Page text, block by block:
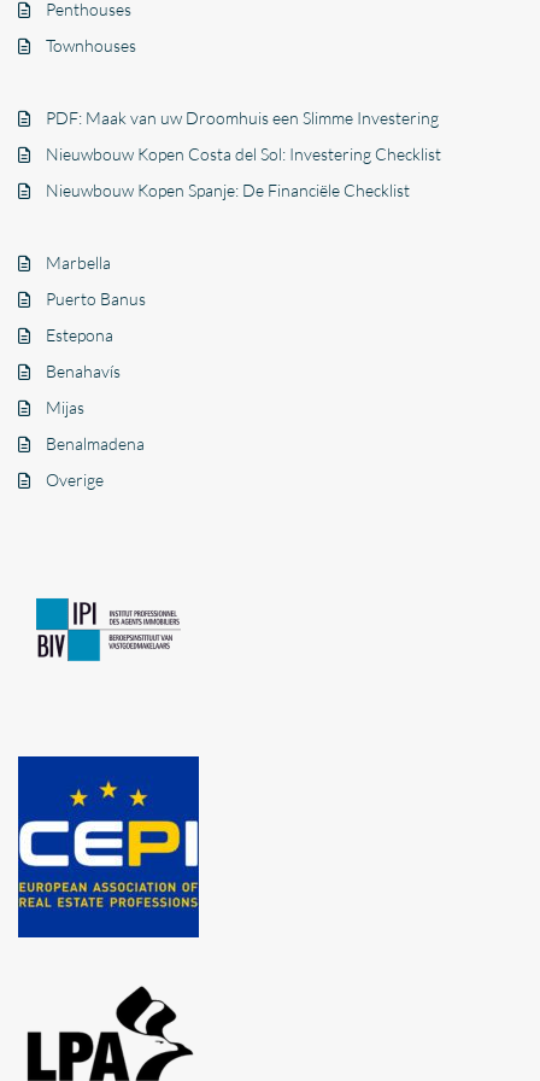
Penthouses
Townhouses
PDF: Maak van uw Droomhuis een Slimme Investering
Nieuwbouw Kopen Costa del Sol: Investering Checklist
Nieuwbouw Kopen Spanje: De Financiële Checklist
Marbella
Puerto Banus
Estepona
Benahavís
Mijas
Benalmadena
Overige